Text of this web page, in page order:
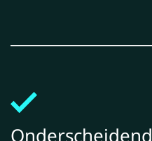
Onderscheidend